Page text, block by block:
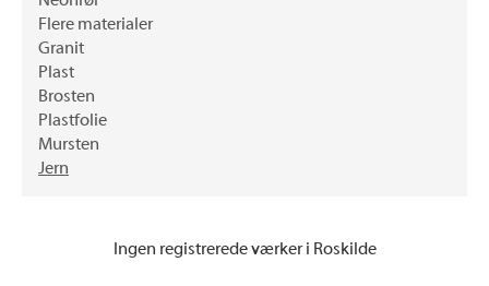
Flere materialer
Granit
Plast
Brosten
Plastfolie
Mursten
Jern
Ingen registrerede værker i Roskilde